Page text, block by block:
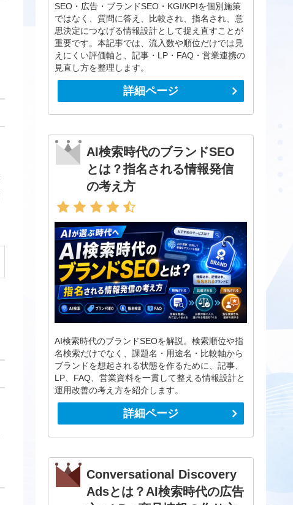
SEO・広告・ブランドSEO・KGI/KPIを個別施策
ではなく、質問に答え、比較され、指名され、意
思決定につなげる情報設計として捉え直すことが
重要です。本記事では、流入数や順位だけでは見
えにくい評価軸と、記事・LP・FAQ・営業連携の
見直し方を整理します。
詳細ページ
AI検索時代のブランドSEO
とは？指名される情報発信
の考え方
AI検索時代のブランドSEOを解説。検索順位や指
名検索だけでなく、課題名・用途名・比較軸から
ブランドを想起される状態を作るために、記事、
LP、FAQ、営業資料を一貫して整える情報設計と
運用改善の考え方を紹介します。
詳細ページ
Conversational Discovery
Adsとは？AI検索時代の広告